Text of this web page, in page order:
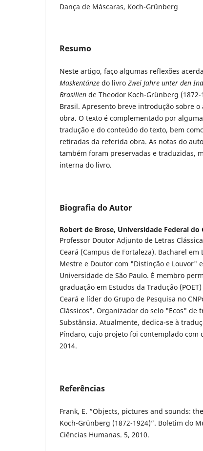
Dança de Máscaras, Koch-Grünberg
Resumo
Neste artigo, faço algumas reflexões
Maskentänze do livro Zwei Jahre unter den
Brasilien de Theodor Koch-Grünberg
Brasil. Apresento breve introdução sobre
obra. O texto é complementado por
tradução e do conteúdo do texto, bem
retiradas da referida obra. As notas do
também foram preservadas e traduzidas,
interna do livro.
Biografia do Autor
Robert de Brose, Universidade Federal do
Professor Doutor Adjunto de Letras
Ceará (Campus de Fortaleza). Bacharel
Mestre e Doutor com "Distinção e Louvor"
Universidade de São Paulo. É membro
graduação em Estudos da Tradução
Ceará e líder do Grupo de Pesquisa no
Clássicos". Organizador do selo "Ecos" de
Substânsia. Atualmente, dedica-se à
Píndaro, cujo projeto foi contemplado com
2014.
Referências
Frank, E. “Objects, pictures and sounds:
Koch-Grünberg (1872-1924)”. Boletim do
Ciências Humanas. 5, 2010.